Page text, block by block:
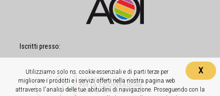
Iscritti presso:
X
Utilizziamo solo ns. cookie essenziali e di parti terze per
migliorare i prodotti e i servizi offerti nella nostra pagina web
attraverso l'analisi delle tue abitudini di navigazione. Proseguendo con la